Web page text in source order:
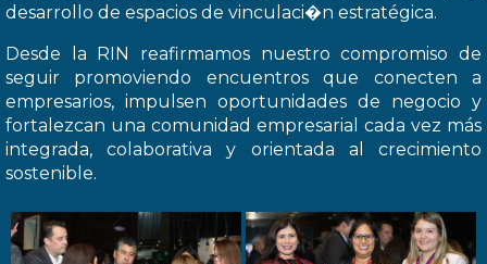
desarrollo de espacios de vinculaci�n estratégica.
Desde la RIN reafirmamos nuestro compromiso de
seguir promoviendo encuentros que conecten a
empresarios, impulsen oportunidades de negocio y
fortalezcan una comunidad empresarial cada vez más
integrada, colaborativa y orientada al crecimiento
sostenible.